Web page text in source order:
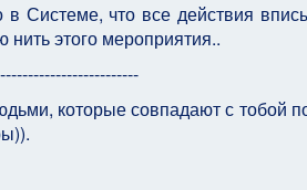
Системе, что все действия
этого мероприятия..
которые совпадают с тобой